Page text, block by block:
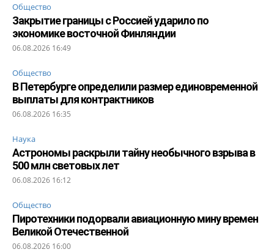
Общество
Закрытие границы с Россией ударило по
экономике восточной Финляндии
06.08.2026 16:49
Общество
В Петербурге определили размер единовременной
выплаты для контрактников
06.08.2026 16:35
Наука
Астрономы раскрыли тайну необычного взрыва в
500 млн световых лет
06.08.2026 16:12
Общество
Пиротехники подорвали авиационную мину времен
Великой Отечественной
06.08.2026 16:00